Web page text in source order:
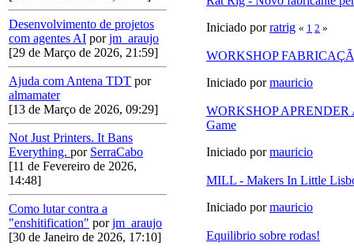
Desenvolvimento de projetos
com agentes AI porjm_araujo
[29 de Março de 2026, 21:59]
Ajuda com Antena TDT por
almamater
[13 de Março de 2026, 09:29]
Not Just Printers. It Bans
Everything. por SerraCabo
[11 de Fevereiro de 2026,
14:48]
Como lutar contra a
"enshitification" porjm_araujo
[30 de Janeiro de 2026, 17:10]
Iniciado porratrig « 1 2 »
WORKSHOP
Iniciado pormauricio
WORKSHOP
Game
Iniciado pormauricio
MILL - Makers In Little
Iniciado pormauricio
Equilibrio sobre rodas!